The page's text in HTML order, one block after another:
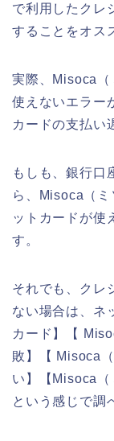
で利用したクレ
することをオス
実際、Misoca（
使えないエラー
カードの支払い
もしも、銀行口
ら、Misoca（
ットカードが使
す。
それでも、クレ
ない場合は、ネ
カード】【
敗】【 Misoca
い】【Misoca
という感じで調